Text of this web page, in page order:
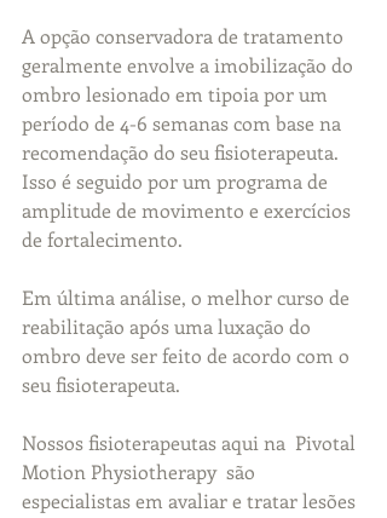
A opção conservadora de tratamento
geralmente envolve a imobilização do
ombro lesionado em tipoia por um
período de 4-6 semanas com base na
recomendação do seu fisioterapeuta.
Isso é seguido por um programa de
amplitude de movimento e exercícios
de fortalecimento.
Em última análise, o melhor curso de
reabilitação após uma luxação do
ombro deve ser feito de acordo com o
seu fisioterapeuta.
Nossos fisioterapeutas aqui na  Pivotal
Motion Physiotherapy  são
especialistas em avaliar e tratar lesões